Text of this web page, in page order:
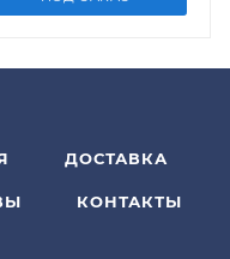
ДОСТАВКА
КОНТАКТЫ